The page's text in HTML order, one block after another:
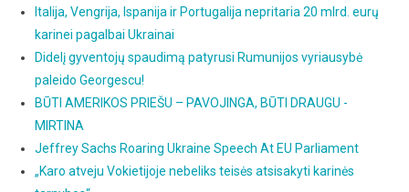
Italija, Vengrija, Ispanija ir Portugalija nepritaria 20 mlrd. eurų
karinei pagalbai Ukrainai
Didelį gyventojų spaudimą patyrusi Rumunijos vyriausybė
paleido Georgescu!
BŪTI AMERIKOS PRIEŠU – PAVOJINGA, BŪTI DRAUGU -
MIRTINA
Jeffrey Sachs Roaring Ukraine Speech At EU Parliament
„Karo atveju Vokietijoje nebeliks teisės atsisakyti karinės